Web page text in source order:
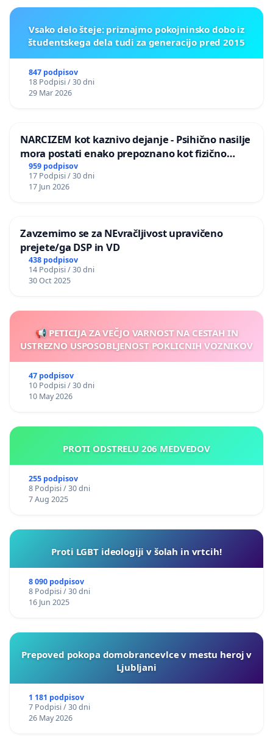
Vsako delo šteje: priznajmo pokojninsko dobo iz
študentskega dela tudi za generacijo pred 2015
847 podpisov
18 Podpisi / 30 dni
29 Mar 2026
NARCIZEM kot kaznivo dejanje - Psihično nasilje
mora postati enako prepoznano kot fizično
nasilje
959 podpisov
17 Podpisi / 30 dni
17 Jun 2026
Zavzemimo se za NEvračljivost upravičeno
prejete/ga DSP in VD
438 podpisov
14 Podpisi / 30 dni
30 Oct 2025
📢 PETICIJA ZA VEČJO VARNOST NA CESTAH IN
USTREZNO USPOSOBLJENOST POKLICNIH VOZNIKOV
47 podpisov
10 Podpisi / 30 dni
10 May 2026
PROTI ODSTRELU 206 MEDVEDOV
255 podpisov
8 Podpisi / 30 dni
7 Aug 2025
Proti LGBT ideologiji v šolah in vrtcih!
8 090 podpisov
8 Podpisi / 30 dni
16 Jun 2025
Prepoved pokopa domobrancevlce v mestu heroj v
Ljubljani
1 181 podpisov
7 Podpisi / 30 dni
26 May 2026